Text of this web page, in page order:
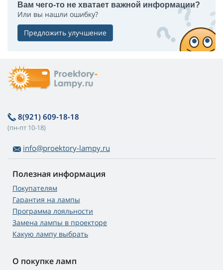
Вам чего-то не хватает важной информации?
Или вы нашли ошибку?
Предложить улучшение
8(921) 609-18-18
(пн-пт 10-18)
info@proektory-lampy.ru
Полезная информация
Покупателям
Гарантия на лампы
Программа лояльности
Замена лампы в проекторе
Какую лампу выбрать
О покупке ламп